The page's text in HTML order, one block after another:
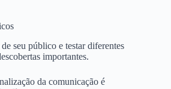
seu público e testar diferentes
importantes.
da comunicação é